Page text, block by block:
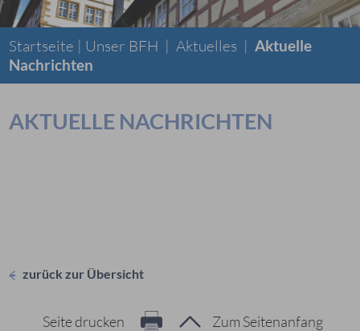
Startseite | Unser BFH |Aktuelles |Aktuelle
Nachrichten
AKTUELLE NACHRICHTEN
zurück zur Übersicht
Zum Seitenanfang
Seite drucken